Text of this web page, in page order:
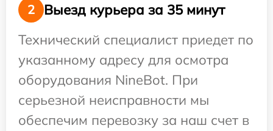
2
Выезд курьера за 35 минут
Технический специалист приедет по
указанному адресу для осмотра
оборудования NineBot. При
серьезной неисправности мы
обеспечим перевозку за наш счет в